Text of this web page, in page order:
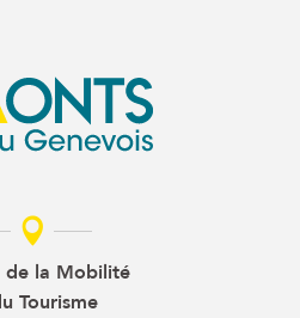
de la Mobilité
Tourisme